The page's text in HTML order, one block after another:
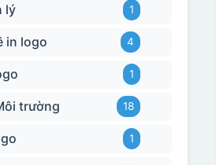
lý 1
in logo 4
1
trường 18
1